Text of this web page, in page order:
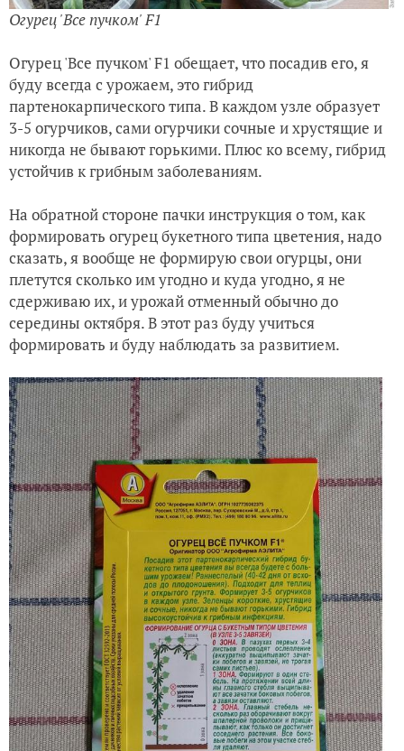
Огурец 'Все пучком' F1
Огурец 'Все пучком' F1 обещает, что посадив его, я
буду всегда с урожаем, это гибрид
партенокарпического типа. В каждом узле образует
3-5 огурчиков, сами огурчики сочные и хрустящие и
никогда не бывают горькими. Плюс ко всему, гибрид
устойчив к грибным заболеваниям.
На обратной стороне пачки инструкция о том, как
формировать огурец букетного типа цветения, надо
сказать, я вообще не формирую свои огурцы, они
плетутся сколько им угодно и куда угодно, я не
сдерживаю их, и урожай отменный обычно до
середины октября. В этот раз буду учиться
формировать и буду наблюдать за развитием.